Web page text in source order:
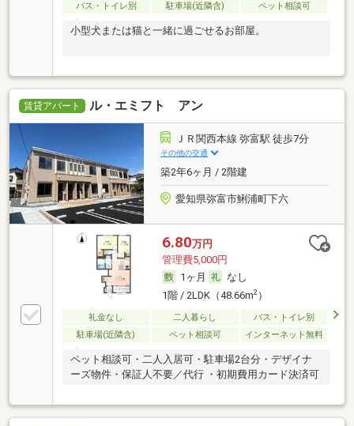
バス・トイレ別
駐車場(近隣含) ペット相談可
小型犬または猫と一緒に過ごせるお部屋。
賃貸アパート ル・エミフト アン
ＪＲ関西本線 弥富駅 徒歩7分
その他の交通
築2年6ヶ月 / 2階建
愛知県弥富市鯏浦町下六
6.80万円
管理費5,000円
1ヶ月
なし
1階 / 2LDK（48.66m2）
礼金なし 二人暮らし
バス・トイレ別
駐車場(近隣含)
ペット相談可 インターネット無料
ペット相談可・二人入居可・駐車場2台分・デザイナ
ーズ物件・保証人不要／代行 ・初期費用カード決済可